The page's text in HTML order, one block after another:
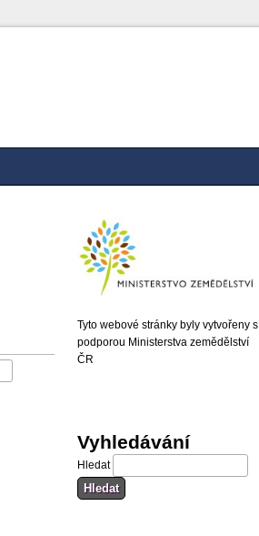
Tyto webové stránky byly vytvořeny s
podporou Ministerstva zemědělství
ČR
Vyhledávání
Hledat